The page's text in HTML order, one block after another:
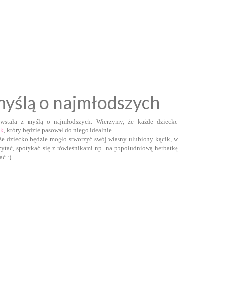
o najmłodszych
z myślą o najmłodszych. Wierzymy, że każde dziecko
, który będzie pasował do niego idealnie.
dziecko będzie mogło stworzyć swój własny ulubiony kącik, w
spotykać się z rówieśnikami np. na popołudniową herbatkę
:)